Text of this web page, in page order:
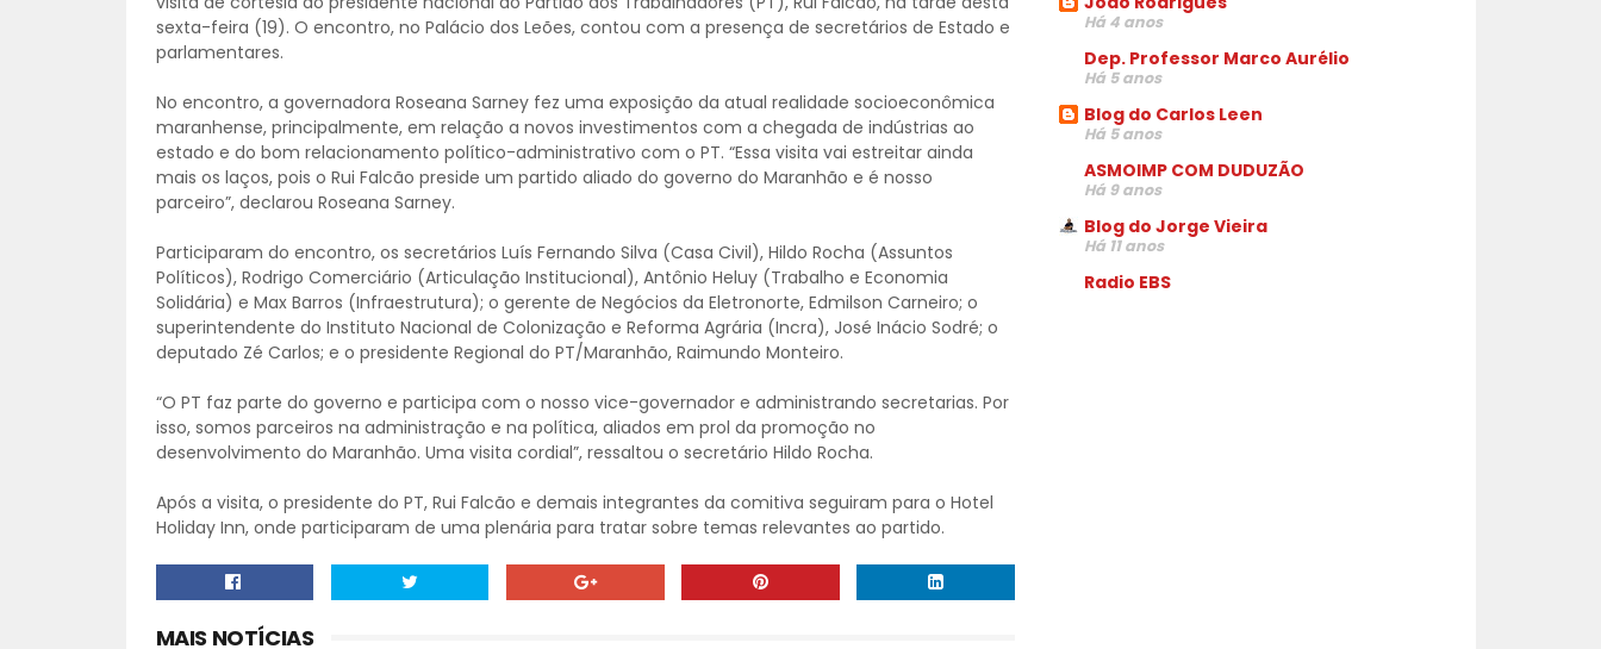
sexta-feira (19). O encontro, no Palácio dos Leões, contou com a presença de secretários de Estado e
parlamentares.
No encontro, a governadora Roseana Sarney fez uma exposição da atual realidade socioeconômica
maranhense, principalmente, em relação a novos investimentos com a chegada de indústrias ao
estado e do bom relacionamento político-administrativo com o PT. “Essa visita vai estreitar ainda
mais os laços, pois o Rui Falcão preside um partido aliado do governo do Maranhão e é nosso
parceiro”, declarou Roseana Sarney.
Participaram do encontro, os secretários Luís Fernando Silva (Casa Civil), Hildo Rocha (Assuntos
Políticos), Rodrigo Comerciário (Articulação Institucional), Antônio Heluy (Trabalho e Economia
Solidária) e Max Barros (Infraestrutura); o gerente de Negócios da Eletronorte, Edmilson Carneiro; o
superintendente do Instituto Nacional de Colonização e Reforma Agrária (Incra), José Inácio Sodré; o
deputado Zé Carlos; e o presidente Regional do PT/Maranhão, Raimundo Monteiro.
“O PT faz parte do governo e participa com o nosso vice-governador e administrando secretarias. Por
isso, somos parceiros na administração e na política, aliados em prol da promoção no
desenvolvimento do Maranhão. Uma visita cordial”, ressaltou o secretário Hildo Rocha.
Após a visita, o presidente do PT, Rui Falcão e demais integrantes da comitiva seguiram para o Hotel
Holiday Inn, onde participaram de uma plenária para tratar sobre temas relevantes ao partido.
MAIS NOTÍCIAS
Há 4 anos
Dep. Professor Marco Aurélio
Há 5 anos
Blog do Carlos Leen
Há 5 anos
ASMOIMP COM DUDUZÃO
Há 9 anos
Blog do Jorge Vieira
Há 11 anos
Radio EBS